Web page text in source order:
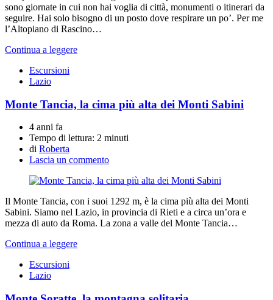
sono giornate in cui non hai voglia di città, monumenti o itinerari da
seguire. Hai solo bisogno di un posto dove respirare un po’. Per me
l’Altopiano di Rascino…
Continua a leggere
Escursioni
Lazio
Monte Tancia, la cima più alta dei Monti Sabini
4 anni fa
Tempo di lettura: 2 minuti
di Roberta
Lascia un commento
Il Monte Tancia, con i suoi 1292 m, è la cima più alta dei Monti
Sabini. Siamo nel Lazio, in provincia di Rieti e a circa un’ora e
mezza di auto da Roma. La zona a valle del Monte Tancia…
Continua a leggere
Escursioni
Lazio